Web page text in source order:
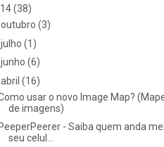
(38)
outubro (3)
julho (1)
junho (6)
abril (16)
usar o novo Image Map?
de imagens)
PeeperPeerer - Saiba quem anda
seu celul...